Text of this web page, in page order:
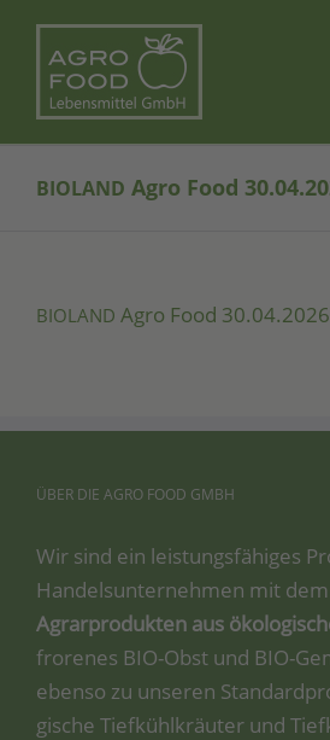
content
BIOLAND Agro Food
BIOLAND Agro Food 30.04.2026
ÜBER DIE AGRO FOOD GMBH
Wir sind ein leis­tungs­fä­hi­ges
Han­dels­un­ter­neh­men mit dem
Agrar­pro­duk­ten aus
fro­re­nes BIO-Obst und BIO-
eben­so zu unse­ren
gi­sche Tief­kühl­kräu­ter und